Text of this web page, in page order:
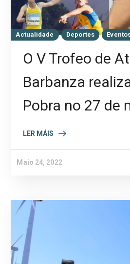
Actualidade Deportes
O V Trofeo de
Barbanza
Pobra no 27 de
LER MÁIS
Maio 24, 2022